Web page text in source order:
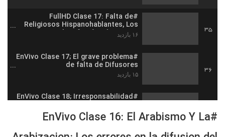
35
#FullHD Clase 17: Falta de
Religiosos Hispanohablantes, Los
Errores en la Difusión, Sheij Qomi
۱۶ بازدید
36
#EnVivo Clase 17; El grave problema
de falta de Difusores
Hispanohablantes y Latinos
۱۵ بازدید
#EnVivo Clase 18; Irresponsabilidad
la difusion del Islam
۲۱ بازدید
#EnVivo Clase 16: El Arabismo Y La